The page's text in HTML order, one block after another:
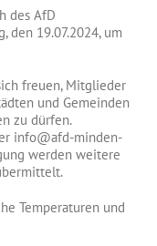
des AfD
den 19.07.2024, um
freuen, Mitglieder
und Gemeinden
zu dürfen.
info@afd-minden-
werden weitere
Temperaturen und